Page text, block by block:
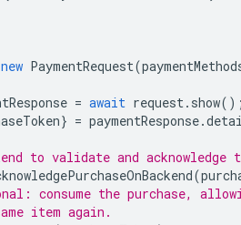
new PaymentRequest(
= await request. show
} = paymentResponse.
to validate and acknowledge
(
consume the purchase,
item again.